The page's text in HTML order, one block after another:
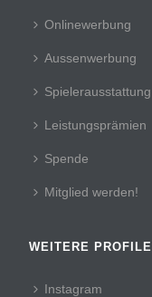
Onlinewerbung
Aussenwerbung
Spielerausstattung
Leistungsprämien
Spende
Mitglied werden!
WEITERE PROFILE
Instagram